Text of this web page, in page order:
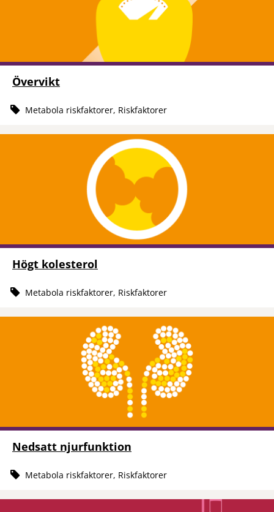
Övervikt
Metabola riskfaktorer, Riskfaktorer
Högt kolesterol
Metabola riskfaktorer, Riskfaktorer
Nedsatt njurfunktion
Metabola riskfaktorer, Riskfaktorer